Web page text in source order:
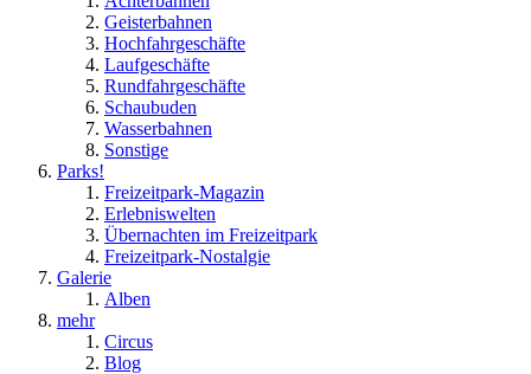
Geisterbahnen
Hochfahrgeschäfte
Laufgeschäfte
Rundfahrgeschäfte
Schaubuden
Wasserbahnen
Sonstige
Parks!
Freizeitpark-Magazin
Erlebniswelten
Übernachten im Freizeitpark
Freizeitpark-Nostalgie
Galerie
Alben
mehr
Circus
Blog